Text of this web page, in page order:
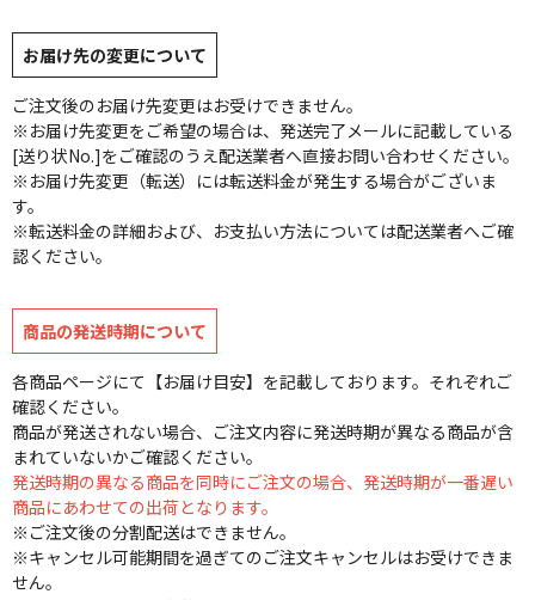
お届け先の変更について
ご注文後のお届け先変更はお受けできません。
※お届け先変更をご希望の場合は、発送完了メールに記載している
[送り状No.]をご確認のうえ配送業者へ直接お問い合わせください。
※お届け先変更（転送）には転送料金が発生する場合がございま
す。
※転送料金の詳細および、お支払い方法については配送業者へご確
認ください。
商品の発送時期について
各商品ページにて【お届け目安】を記載しております。それぞれご
確認ください。
商品が発送されない場合、ご注文内容に発送時期が異なる商品が含
まれていないかご確認ください。
発送時期の異なる商品を同時にご注文の場合、発送時期が一番遅い
商品にあわせての出荷となります。
※ご注文後の分割配送はできません。
※キャンセル可能期間を過ぎてのご注文キャンセルはお受けできま
せん。